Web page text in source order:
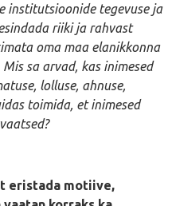
institutsioonide tegevuse ja
riiki ja rahvast
oma maa elanikkonna
sa arvad, kas inimesed
lolluse, ahnuse,
toimida, et inimesed
eristada motiive,